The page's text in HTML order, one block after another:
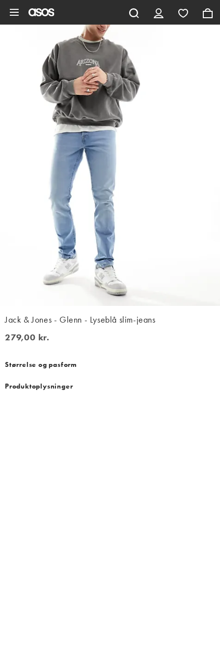
Jack & Jones - Glenn - Lyseblå slim-jeans
279,00 kr.
279,00 kr.
Størrelse og pasform
Produktoplysninger